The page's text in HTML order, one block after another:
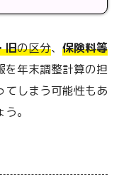
旧の区分、 保険料等
を年末調整計算の担
てしまう可能性もあ
。